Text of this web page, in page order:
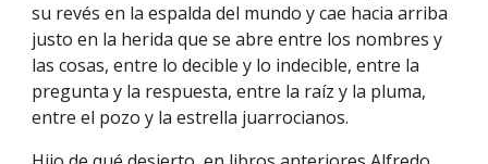
su revés en la espalda del mundo y cae hacia arriba
justo en la herida que se abre entre los nombres y
las cosas, entre lo decible y lo indecible, entre la
pregunta y la respuesta, entre la raíz y la pluma,
entre el pozo y la estrella juarrocianos.